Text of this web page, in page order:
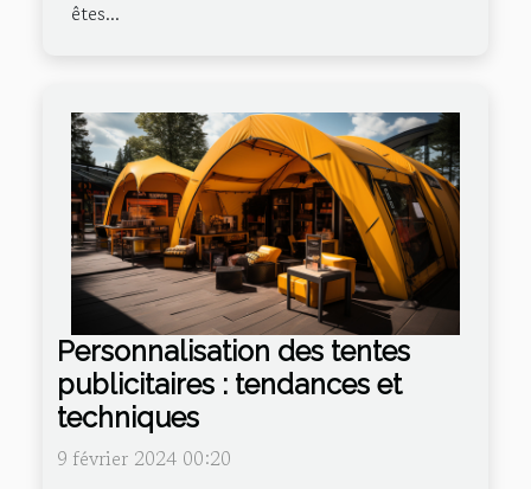
êtes...
Personnalisation des tentes
publicitaires : tendances et
techniques
9 février 2024 00:20